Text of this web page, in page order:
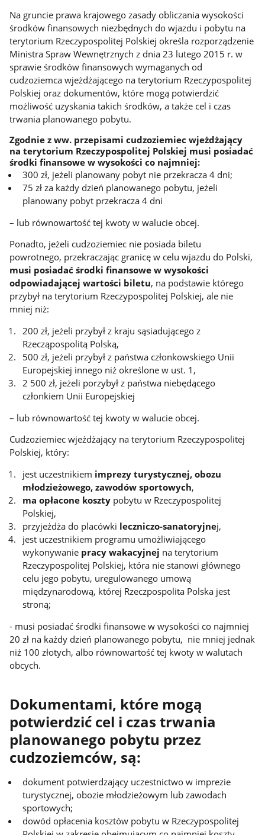
Na gruncie prawa krajowego zasady obliczania wysokości
środków finansowych niezbędnych do wjazdu i pobytu na
terytorium Rzeczypospolitej Polskiej określa rozporządzenie
Ministra Spraw Wewnętrznych z dnia 23 lutego 2015 r. w
sprawie środków finansowych wymaganych od
cudzoziemca wjeżdżającego na terytorium Rzeczypospolitej
Polskiej oraz dokumentów, które mogą potwierdzić
możliwość uzyskania takich środków, a także cel i czas
trwania planowanego pobytu.
Zgodnie z ww. przepisamicudzoziemiec wjeżdżający
na terytorium Rzeczypospolitej Polskiej musi posiadać
środki finansowe w wysokości co najmniej:
300 zł, jeżeli planowany pobyt nie przekracza 4 dni;
75 zł za każdy dzień planowanego pobytu, jeżeli
planowany pobyt przekracza 4 dni
– lub równowartość tej kwoty w walucie obcej.
Ponadto, jeżeli cudzoziemiec nie posiada biletu
powrotnego, przekraczając granicę w celu wjazdu do Polski,
musi posiadać środki finansowe w wysokości
odpowiadającej wartości biletu, na podstawie którego
przybył na terytorium Rzeczypospolitej Polskiej, ale nie
mniej niż:
200 zł, jeżeli przybył z kraju sąsiadującego z
Rzecząpospolitą Polską,
500 zł, jeżeli przybył z państwa członkowskiego Unii
Europejskiej innego niż określone w ust. 1,
2 500 zł, jeżeli porzybył z państwa niebędącego
członkiem Unii Europejskiej
– lub równowartość tej kwoty w walucie obcej.
Cudzoziemiec wjeżdżający na terytorium Rzeczypospolitej
Polskiej, który:
jest uczestnikiem imprezy turystycznej, obozu
młodzieżowego, zawodów sportowych,
ma opłacone koszty pobytu w Rzeczypospolitej
Polskiej,
przyjeżdża do placówki leczniczo-sanatoryjnej,
jest uczestnikiem programu umożliwiającego
wykonywanie pracy wakacyjnej na terytorium
Rzeczypospolitej Polskiej, która nie stanowi głównego
celu jego pobytu, uregulowanego umową
międzynarodową, której Rzeczpospolita Polska jest
stroną;
- musi posiadać środki finansowe w wysokości co najmniej
20 zł na każdy dzień planowanego pobytu, nie mniej jednak
niż 100 złotych, albo równowartość tej kwoty w walutach
obcych.
Dokumentami, które mogą
potwierdzić cel i czas trwania
planowanego pobytu przez
cudzoziemców, są:
dokument potwierdzający uczestnictwo w imprezie
turystycznej, obozie młodzieżowym lub zawodach
sportowych;
dowód opłacenia kosztów pobytu w Rzeczypospolitej